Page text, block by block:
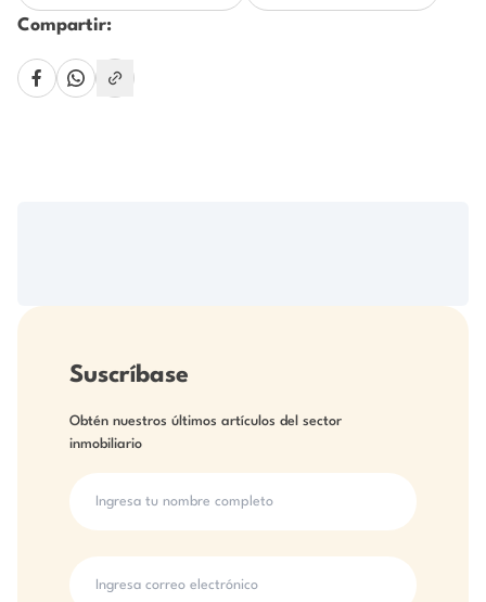
Compartir:
Suscríbase
Obtén nuestros últimos artículos del sector
inmobiliario